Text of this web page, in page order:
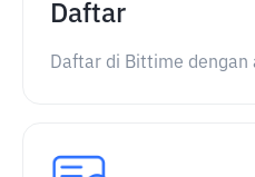
Daftar
Daftar di Bittime dengan